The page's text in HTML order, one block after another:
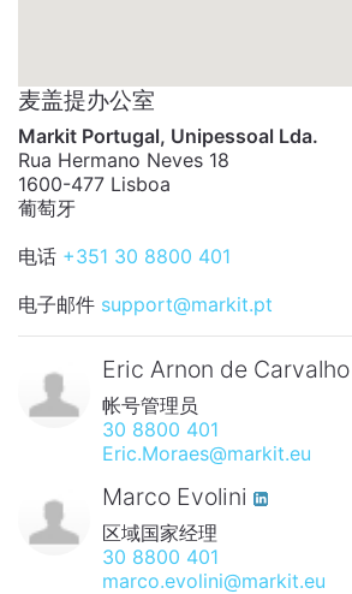
麦盖提办公室
Markit Portugal, Unipessoal Lda.
Rua Hermano Neves 18
1600-477 Lisboa
葡萄牙
电话 +351 30 8800 401
电子邮件 support@markit.pt
Eric Arnon de
帐号管理员
30 8800 401
Eric.Moraes@markit.eu
Marco Evolini
区域国家经理
30 8800 401
marco.evolini@markit.eu